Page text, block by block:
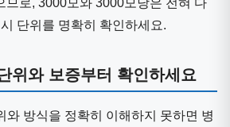
므로, 3000모와 3000모낭은 전혀 다
단위를 명확히 확인하세요.
위와 보증부터 확인하세요
와 방식을 정확히 이해하지 못하면 병